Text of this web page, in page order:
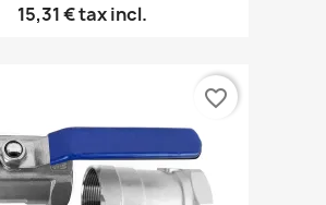
15,31 €tax incl.
favorite_border